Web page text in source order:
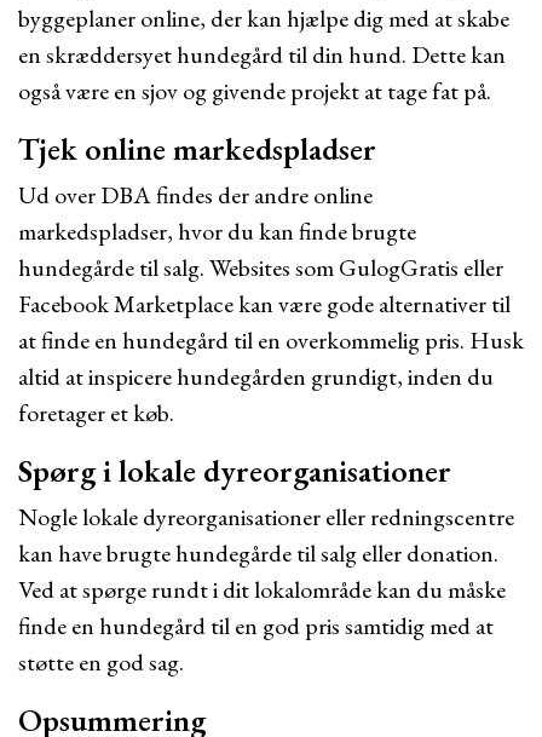
byggeplaner online, der kan hjælpe dig med at skabe
en skræddersyet hundegård til din hund. Dette kan
også være en sjov og givende projekt at tage fat på.
Tjek online markedspladser
Ud over DBA findes der andre online
markedspladser, hvor du kan finde brugte
hundegårde til salg. Websites som GulogGratis eller
Facebook Marketplace kan være gode alternativer til
at finde en hundegård til en overkommelig pris. Husk
altid at inspicere hundegården grundigt, inden du
foretager et køb.
Spørg i lokale dyreorganisationer
Nogle lokale dyreorganisationer eller redningscentre
kan have brugte hundegårde til salg eller donation.
Ved at spørge rundt i dit lokalområde kan du måske
finde en hundegård til en god pris samtidig med at
støtte en god sag.
Opsummering